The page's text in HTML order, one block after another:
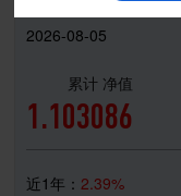
2026-08-05
累计 净值
1.103086
近1年：2.39%